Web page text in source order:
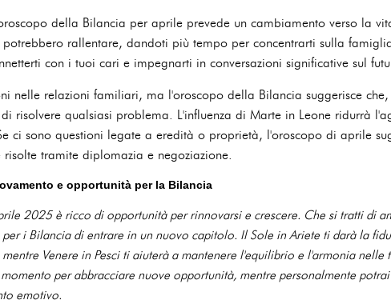
della Bilancia per aprile prevede un cambiamento verso la
rallentare, dandoti più tempo per concentrarti sulla
con i tuoi cari e impegnarti in conversazioni significative sul
nelle relazioni familiari, ma l'oroscopo della Bilancia suggerisce
risolvere qualsiasi problema. L'influenza di Marte in Leone ridurrà
ci sono questioni legate a eredità o proprietà, l'oroscopo di aprile
tramite diplomazia e negoziazione.
e opportunità per la Bilancia
2025 è ricco di opportunità per rinnovarsi e crescere. Che si tratti di
i Bilancia di entrare in un nuovo capitolo. Il Sole in Ariete ti darà la
Venere in Pesci ti aiuterà a mantenere l'equilibrio e l'armonia nelle
per abbracciare nuove opportunità, mentre personalmente
emotivo.